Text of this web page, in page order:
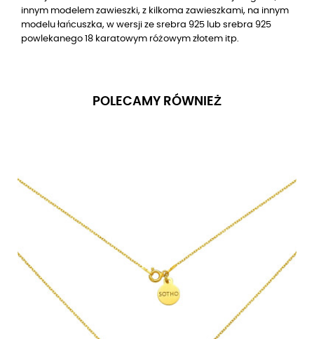
innym modelem zawieszki, z kilkoma zawieszkami, na innym
modelu łańcuszka, w wersji ze srebra 925 lub srebra 925
powlekanego 18 karatowym różowym złotem itp.
POLECAMY RÓWNIEŻ